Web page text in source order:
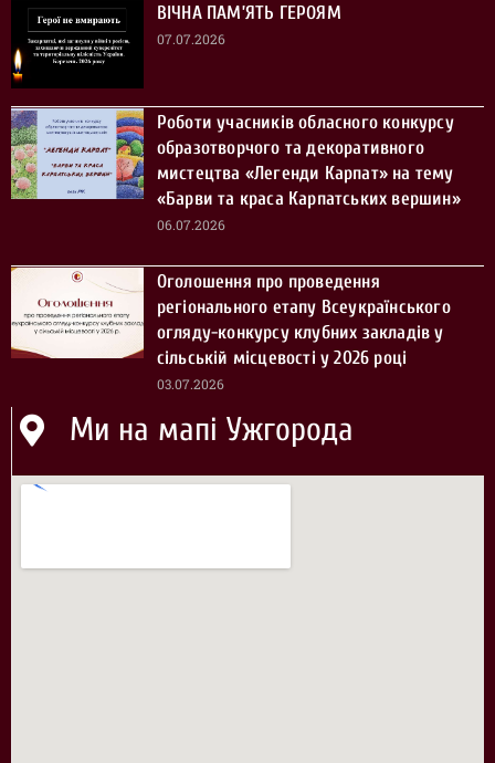
ВІЧНА ПАМ’ЯТЬ ГЕРОЯМ
07.07.2026
Роботи учасників обласного конкурсу
образотворчого та декоративного
мистецтва «Легенди Карпат» на тему
«Барви та краса Карпатських вершин»
06.07.2026
Оголошення про проведення
регіонального етапу Всеукраїнського
огляду-конкурсу клубних закладів у
сільській місцевості у 2026 році
03.07.2026
Ми на мапі Ужгорода